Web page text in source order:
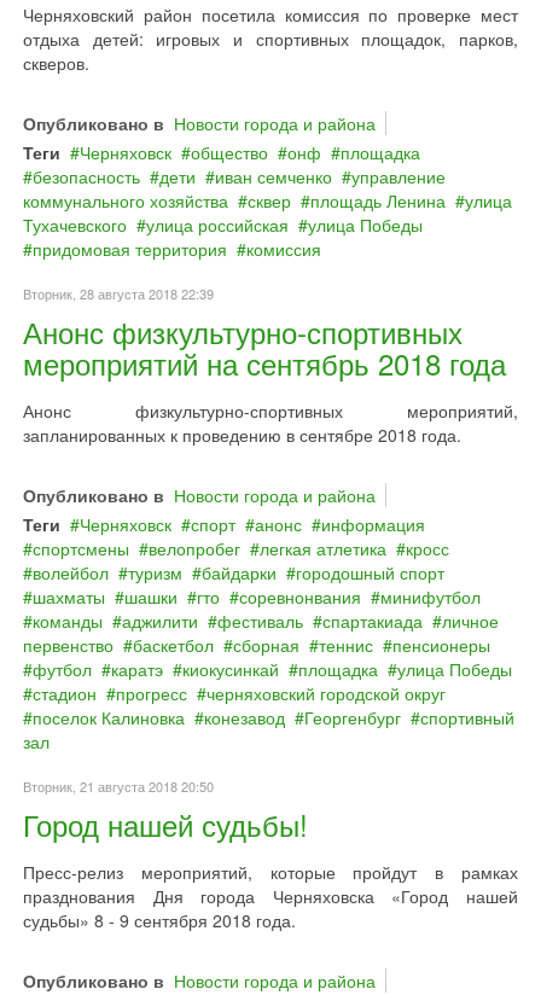
Черняховский район посетила комиссия по проверке мест
отдыха детей: игровых и спортивных площадок, парков,
скверов.
Опубликовано в Новости города и района
Теги
Черняховск общество онф
площадка
безопасность
дети иван семченко
управление
коммунального хозяйства
сквер площадь Ленина
улица
Тухачевского
улица российская
улица Победы
придомовая территория
комиссия
Вторник, 28 августа 2018 22:39
Анонс физкультурно-спортивных
мероприятий на сентябрь 2018 года
Анонс физкультурно-спортивных мероприятий,
запланированных к проведению в сентябре 2018 года.
Опубликовано в Новости города и района
Теги
Черняховск спорт анонс
информация
спортсмены
велопробег легкая атлетика
кросс
волейбол
туризм байдарки
городошный спорт
шахматы
шашки гто соревнонвания
минифутбол
команды
аджилити фестиваль спартакиада
личное
первенство
баскетбол сборная теннис
пенсионеры
футбол
каратэ киокусинкай площадка
улица Победы
стадион
прогресс
черняховский городской округ
поселок Калиновка
конезавод Георгенбург
спортивный
зал
Вторник, 21 августа 2018 20:50
Город нашей судьбы!
Пресс-релиз мероприятий, которые пройдут в рамках
празднования Дня города Черняховска «Город нашей
судьбы» 8 - 9 сентября 2018 года.
Опубликовано в Новости города и района